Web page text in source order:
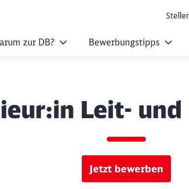
zur DB? Bewerbungstipps
Leit-
Jetzt bewerben